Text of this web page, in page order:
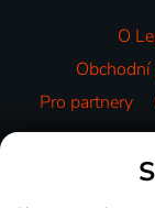
O
Pro partnery